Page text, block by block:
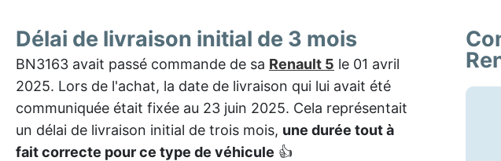
Délai de livraison initial de 3 mois
BN3163 avait passé commande de sa Renault 5 le 01 avril
2025. Lors de l'achat, la date de livraison qui lui avait été
communiquée était fixée au 23 juin 2025. Cela représentait
un délai de livraison initial de trois mois, une durée tout à
fait correcte pour ce type de véhicule 👍